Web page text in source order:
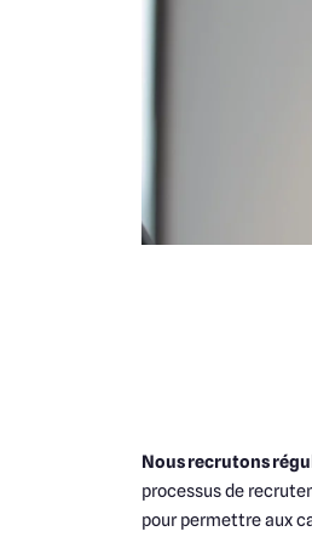
Nous recrutons
processus de
pour permettre aux